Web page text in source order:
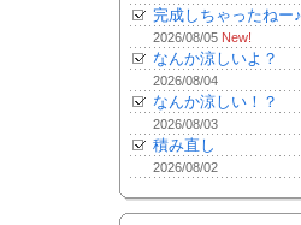
完成しちゃったねー♪
2026/08/05 New!
なんか涼しいよ？
2026/08/04
なんか涼しい！？
2026/08/03
積み直し
2026/08/02